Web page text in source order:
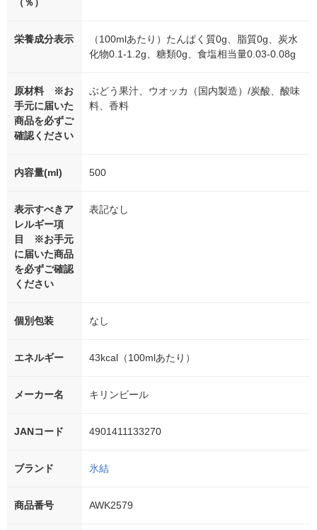
（％）
栄養成分表示
（100mlあたり）たんぱく質0g、脂質0g、炭水
化物0.1-1.2g、糖類0g、食塩相当量0.03-0.08g
原材料 ※お
手元に届いた
商品を必ずご
確認ください
ぶどう果汁、ウオッカ（国内製造）/炭酸、酸味
料、香料
内容量(ml) 500
表示すべきア
レルギー項
目 ※お手元
に届いた商品
を必ずご確認
ください
表記なし
個別包装 なし
エネルギー 43kcal（100mlあたり）
メーカー名 キリンビール
JANコード 4901411133270
ブランド 氷結
商品番号 AWK2579